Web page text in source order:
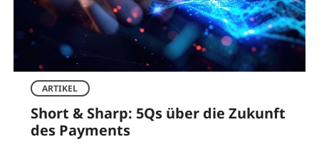
ARTIKEL
Short & Sharp: 5Qs über die Zukunft
des Payments